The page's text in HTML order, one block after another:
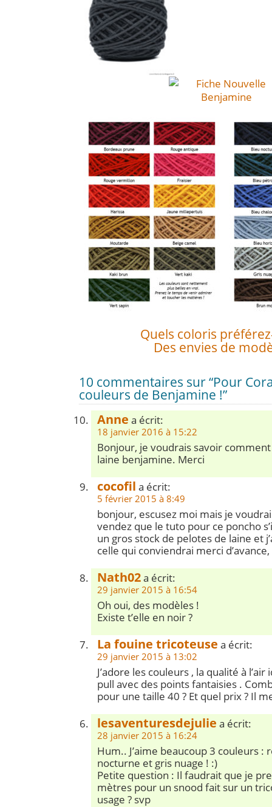
Quels coloris
Des envies de
10 commentaires sur “Pour
couleurs de Benjamine !”
Anne a écrit:
18 janvier 2016 à 15:22
Bonjour, je voudrais savoir
laine benjamine. Merci
cocofil a écrit:
5 février 2015 à 8:49
bonjour, escusez moi mais je
vendez que le tuto pour ce poncho
un gros stock de pelotes de laine et
celle qui conviendrai merci
Nath02a écrit:
29 janvier 2015 à 16:54
Oh oui, des modèles !
Existe t’elle en noir ?
La fouine tricoteuse a écrit:
29 janvier 2015 à 13:02
J’adore les couleurs , la qualité à
pull avec des points fantaisies .
pour une taille 40 ? Et quel prix ? Il
lesaventuresdejulie a écrit:
28 janvier 2015 à 16:24
Hum.. J’aime beaucoup 3 couleurs :
nocturne et gris nuage ! :)
Petite question : Il faudrait que je
mètres pour un snood fait sur un
usage ? svp